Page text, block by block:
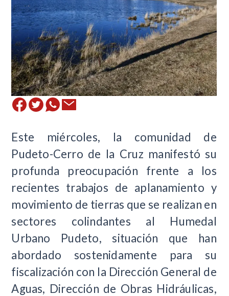
Este miércoles, la comunidad de
Pudeto-Cerro de la Cruz manifestó su
profunda preocupación frente a los
recientes trabajos de aplanamiento y
movimiento de tierras que se realizan en
sectores colindantes al Humedal
Urbano Pudeto, situación que han
abordado sostenidamente para su
fiscalización con la Dirección General de
Aguas, Dirección de Obras Hidráulicas,